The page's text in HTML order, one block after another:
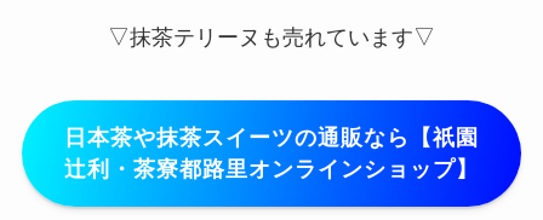
▽抹茶テリーヌも売れています▽
日本茶や抹茶スイーツの通販なら【祇園
辻利・茶寮都路里オンラインショップ】